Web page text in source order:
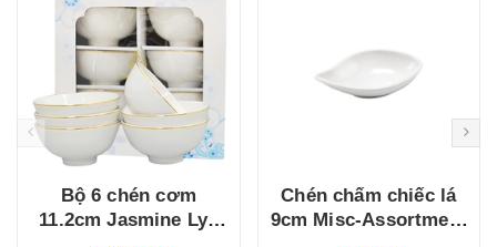
Bộ 6 chén cơm
11.2cm Jasmine Lys
Chén chấm chiếc lá
9cm Misc-Assortment